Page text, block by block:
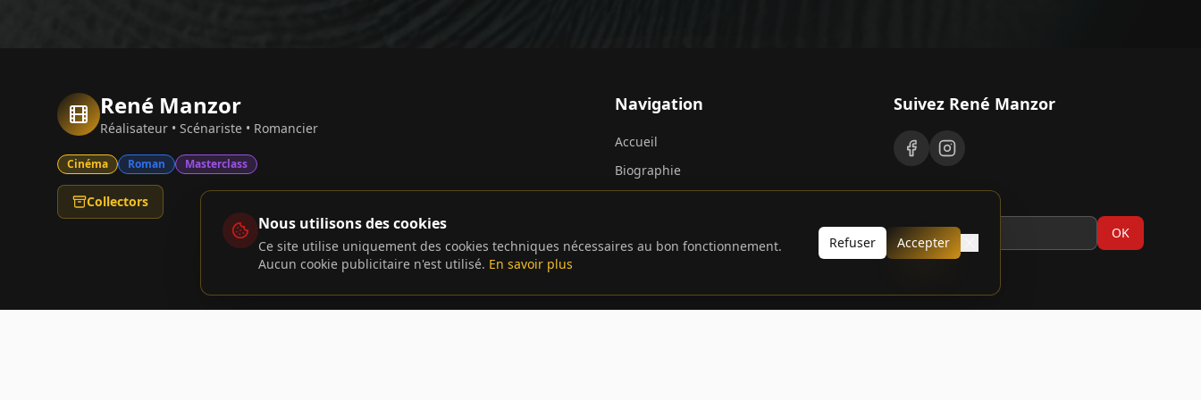
René Manzor
Réalisateur • Scénariste • Romancier
Cinéma Roman Masterclass
Collectors
Navigation
Accueil
Biographie
Récompenses
Suivez René Manzor
Newsletter
OK
Nous utilisons des cookies
Ce site utilise uniquement des cookies techniques nécessaires au bon fonctionnement.
Aucun cookie publicitaire n'est utilisé. En savoir plus
Refuser Accepter